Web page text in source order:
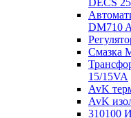
DECS
DM710
Смазка
15/15VA
AvK
AvK
310100